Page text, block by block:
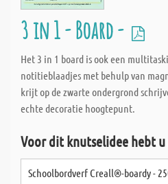
3 in 1 - Board -
Het 3 in 1 board is ook een
notitieblaadjes met behulp van
krijt op de zwarte ondergrond
echte decoratie hoogtepunt.
Voor dit knutselidee hebt
Schoolbordverf Creall®-boardy -